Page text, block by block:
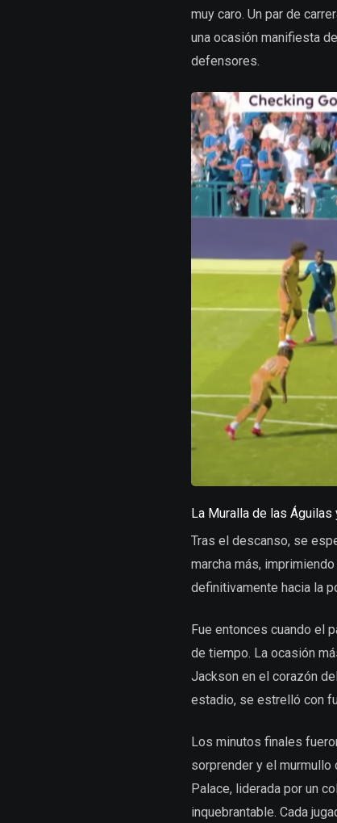
muy caro. Un par de
una ocasión manifiesta
defensores.
La Muralla de las
Tras el descanso, se
marcha más,
definitivamente hacia la
Fue entonces cuando el
de tiempo. La ocasión
Jackson en el corazón
estadio, se estrelló con
Los minutos finales
sorprender y el murmullo
Palace, liderada por un
inquebrantable. Cada